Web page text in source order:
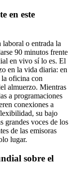
en este
laboral o entrada la
90 minutos frente
en vivo sí lo es. El
en la vida diaria: en
la oficina con
almuerzo. Mientras
a programaciones
conexiones a
su bajo
grandes voces de los
de las emisoras
lugar.
sobre el